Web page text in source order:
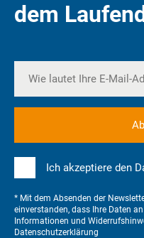
dem
Ich akzeptiere den
* Mit dem Absenden der
einverstanden, dass Ihre Daten
Informationen und
Datenschutzerklärung